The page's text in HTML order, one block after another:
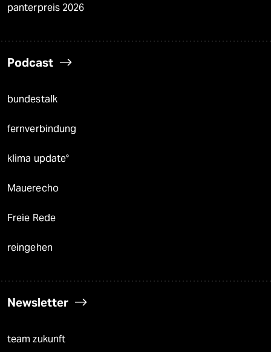
panterpreis 2026
Podcast
bundestalk
fernverbindung
klima update°
Mauerecho
Freie Rede
reingehen
Newsletter
team zukunft